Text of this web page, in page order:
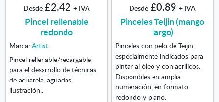
Desde £2.42 + IVA
Pincel rellenable
redondo
Marca: Artist
Pincel rellenable/recargable
para el desarrollo de técnicas
de acuarela, aguadas,
ilustración...
Desde £0.89 + IVA
Pinceles Teijin (mango
largo)
Pinceles con pelo de Teijin,
especialmente indicados para
pintar al óleo y con acrílicos.
Disponibles en amplia
numeración, en formato
redondo y plano.